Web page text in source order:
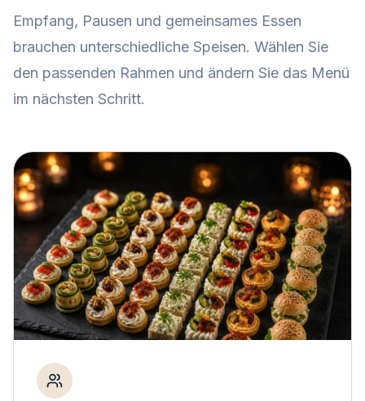
Empfang, Pausen und gemeinsames Essen
brauchen unterschiedliche Speisen. Wählen Sie
den passenden Rahmen und ändern Sie das Menü
im nächsten Schritt.